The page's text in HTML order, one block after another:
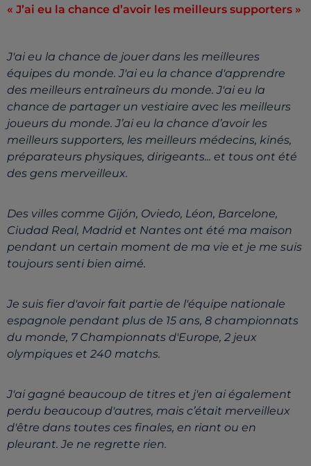
« J’ai eu la chance d’avoir les meilleurs supporters »
J'ai eu la chance de jouer dans les meilleures
équipes du monde. J'ai eu la chance d'apprendre
des meilleurs entraîneurs du monde. J'ai eu la
chance de partager un vestiaire avec les meilleurs
joueurs du monde. J’ai eu la chance d’avoir les
meilleurs supporters, les meilleurs médecins, kinés,
préparateurs physiques, dirigeants... et tous ont été
des gens merveilleux.
Des villes comme Gijón, Oviedo, Léon, Barcelone,
Ciudad Real, Madrid et Nantes ont été ma maison
pendant un certain moment de ma vie et je me suis
toujours senti bien aimé.
Je suis fier d'avoir fait partie de l'équipe nationale
espagnole pendant plus de 15 ans, 8 championnats
du monde, 7 Championnats d'Europe, 2 jeux
olympiques et 240 matchs.
J'ai gagné beaucoup de titres et j'en ai également
perdu beaucoup d'autres, mais c’était merveilleux
d'être dans toutes ces finales, en riant ou en
pleurant. Je ne regrette rien.